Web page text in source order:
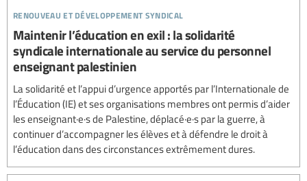
renouveau et développement syndical
Maintenir l’éducation en exil : la solidarité
syndicale internationale au service du personnel
enseignant palestinien
La solidarité et l’appui d’urgence apportés par l’Internationale de
l’Éducation (IE) et ses organisations membres ont permis d’aider
les enseignant·e·s de Palestine, déplacé·e·s par la guerre, à
continuer d’accompagner les élèves et à défendre le droit à
l’éducation dans des circonstances extrêmement dures.